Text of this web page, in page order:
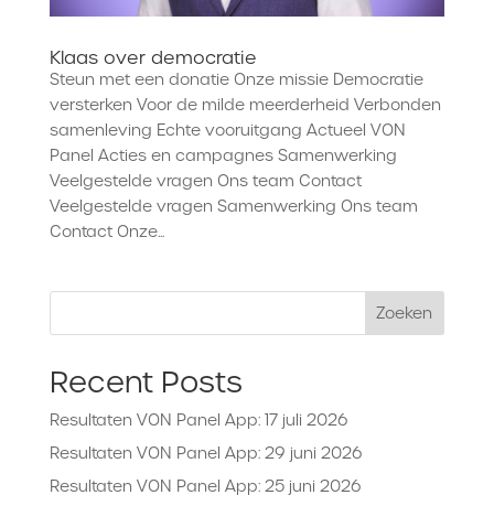
Klaas over democratie
Steun met een donatie Onze missie Democratie
versterken Voor de milde meerderheid Verbonden
samenleving Echte vooruitgang Actueel VON
Panel Acties en campagnes Samenwerking
Veelgestelde vragen Ons team Contact
Veelgestelde vragen Samenwerking Ons team
Contact Onze...
Zoeken
Recent Posts
Resultaten VON Panel App: 17 juli 2026
Resultaten VON Panel App: 29 juni 2026
Resultaten VON Panel App: 25 juni 2026